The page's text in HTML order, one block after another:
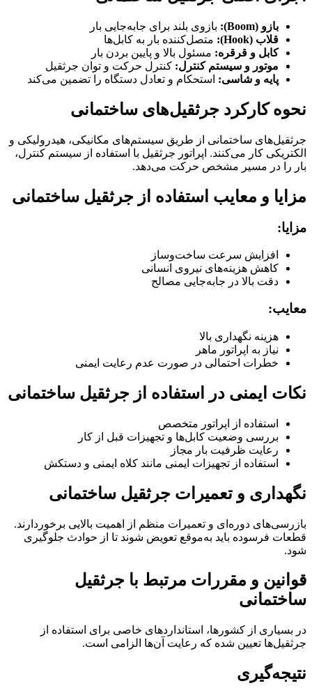
بازو (Boom):
بازوی بلند برای جابه‌جایی بار
قلاب (Hook):
متصل‌کننده بار به کابل‌ها
کابل و قرقره: مسئول بالا و پایین بردن بار
موتور و سیستم کنترل: کنترل حرکت و توان جرثقیل
پایه و شاسی: استحکام و تعادل دستگاه را تضمین می‌کند
نحوه کارکرد جرثقیل‌های ساختمانی
جرثقیل‌های ساختمانی از طریق سیستم‌های مکانیکی، هیدرولیکی و
الکتریکی کار می‌کنند. اپراتور جرثقیل با استفاده از سیستم کنترل،
بار را در مسیر مشخص حرکت می‌دهد.
مزایا و معایب استفاده از جرثقیل ساختمانی
مزایا:
افزایش سرعت ساخت‌وساز
کاهش هزینه‌های نیروی انسانی
دقت بالا در جابه‌جایی مصالح
معایب:
هزینه نگهداری بالا
نیاز به اپراتور ماهر
خطرات احتمالی در صورت عدم رعایت ایمنی
نکات ایمنی در استفاده از جرثقیل ساختمانی
استفاده از اپراتور متخصص
بررسی وضعیت کابل‌ها و تجهیزات قبل از کار
رعایت ظرفیت بار مجاز
استفاده از تجهیزات ایمنی مانند کلاه ایمنی و دستکش
نگهداری و تعمیرات جرثقیل ساختمانی
بازرسی‌های دوره‌ای و تعمیرات منظم از اهمیت بالایی برخوردارند.
قطعات فرسوده باید به‌موقع تعویض شوند تا از حوادث جلوگیری
شود.
قوانین و مقررات مرتبط با جرثقیل
ساختمانی
در بسیاری از کشورها، استانداردهای خاصی برای استفاده از
جرثقیل‌ها تعیین شده که رعایت آن‌ها الزامی است.
نتیجه‌گیری